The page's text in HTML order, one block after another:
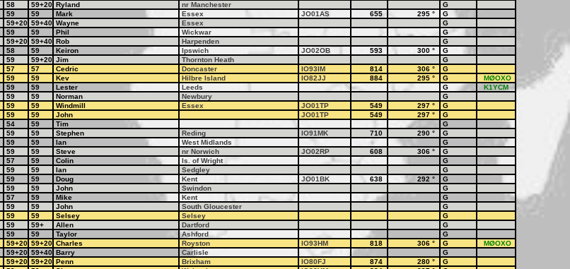
58 59+20 Ryland nr Manchester
G
59 59 Mark Essex JO01AS 655 295 °
G
59+20 59+40 Wayne Essex
G
59 59 Phil Wickwar
G
59+20 59+40 Rob Harpenden
G
58 59 Keiron Ipswich JO02OB 593 300 °
G
59 59+20 Jim Thornton Heath
G
57 57 Cedric Doncaster IO93IM 814 306 °
G
59 59 Kev Hilbre Island IO82JJ 884 295 ° G
MØOXO
59 59 Lester Leeds G
K1YCM
59 59 Norman Newbury
G
59 59 Windmill Essex JO01TP 549 297 °
G
59 59 John JO01TP 549 297 °
G
54 59 Tim
G
59 59 Stephen Reding IO91MK 710 290 °
G
59 59 Ian West Midlands
G
59 59 Steve nr Norwich JO02RP 608 306 °
G
57 59 Colin Is. of Wright
G
59 59 Ian Sedgley
G
59 59 Doug Kent JO01BK 638 292 °
G
59 59 John Swindon
G
57 59 Mike Kent
G
59 59 John South Gloucester
G
59 59 Selsey Selsey
G
59 59+ Allen Dartford
G
59 59 Taylor Ashford
G
59+20 59+20 Charles Royston IO93HM 818 306 ° G
MØOXO
59+20 59+40 Barry Carlisle
G
59+20 59+20 Penn Brixham IO80FJ 874 280 °
G